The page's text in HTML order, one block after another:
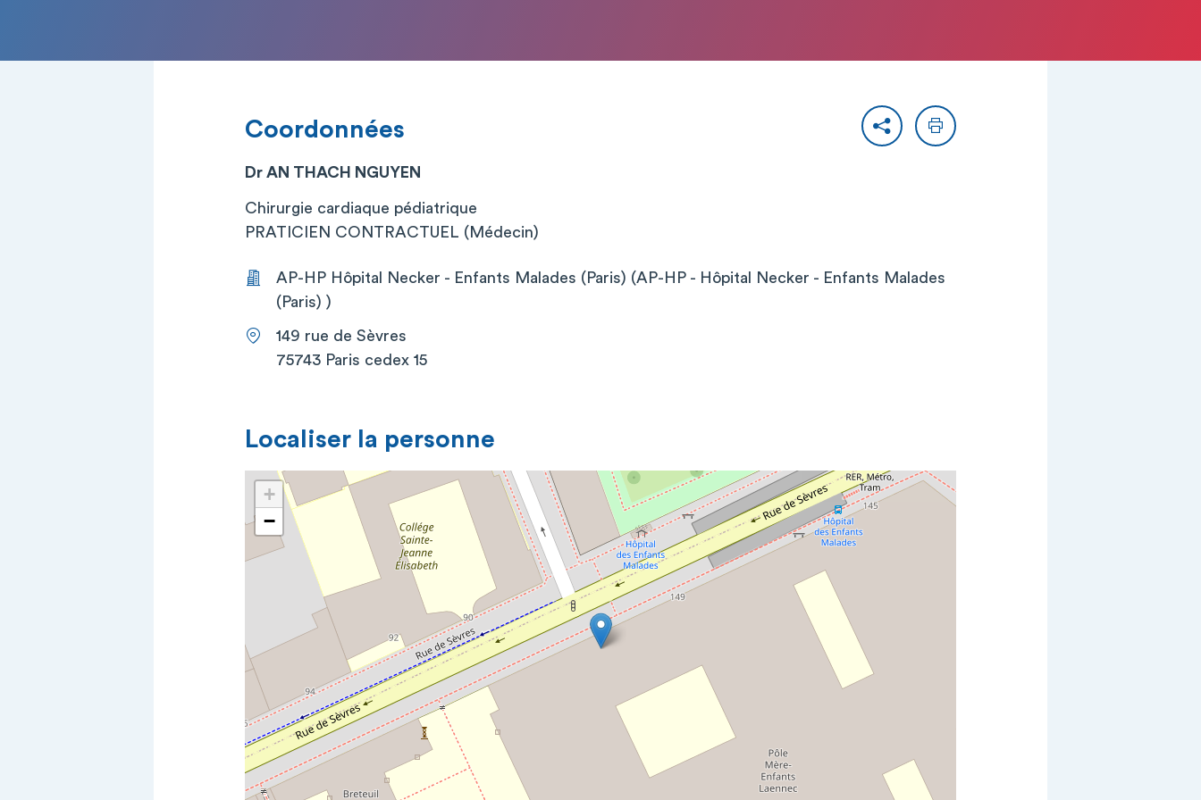
PartagerImprimer
Coordonnées
Dr AN THACH NGUYEN
Chirurgie cardiaque pédiatrique
PRATICIEN CONTRACTUEL (Médecin)
AP-HP Hôpital Necker - Enfants Malades (Paris) (AP-HP - Hôpital Necker - Enfants Malades
(Paris) )
149 rue de Sèvres
75743 Paris cedex 15
Localiser la personne
+
−